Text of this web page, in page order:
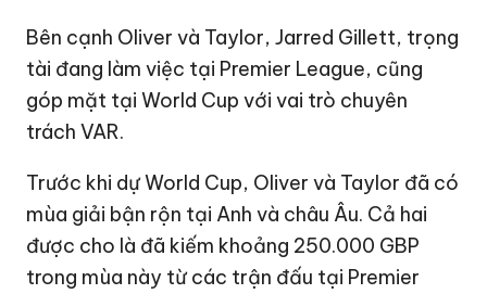
Bên cạnh Oliver và Taylor, Jarred Gillett, trọng
tài đang làm việc tại Premier League, cũng
góp mặt tại World Cup với vai trò chuyên
trách VAR.
Trước khi dự World Cup, Oliver và Taylor đã có
mùa giải bận rộn tại Anh và châu Âu. Cả hai
được cho là đã kiếm khoảng 250.000 GBP
trong mùa này từ các trận đấu tại Premier